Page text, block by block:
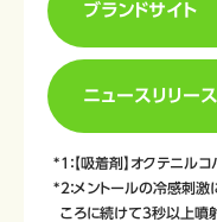
ブランドサイト
ニュースリリース
1：【吸着剤】オクテニルコ
2：メントールの冷感刺
ころに続けて3秒以上噴